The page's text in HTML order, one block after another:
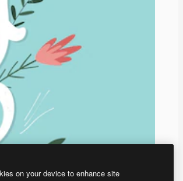
on your device to enhance site